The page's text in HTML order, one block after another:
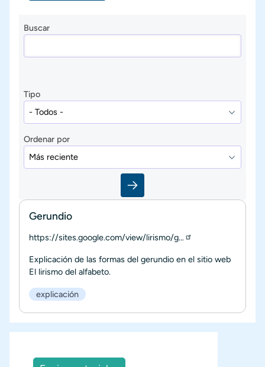
Buscar
Tipo
Ordenar por
Gerundio
https://sites.google.com/view/lirismo/g…
Explicación de las formas del gerundio en el sitio web
El lirismo del alfabeto.
explicación